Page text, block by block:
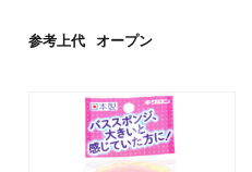
参考上代 オープン